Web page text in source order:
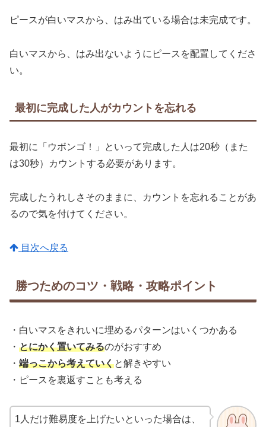
ピースが白いマスから、はみ出ている場合は未完成です。
白いマスから、はみ出ないようにピースを配置してくださ
い。
最初に完成した人がカウントを忘れる
最初に「ウボンゴ！」といって完成した人は20秒（また
は30秒）カウントする必要があります。
完成したうれしさそのままに、カウントを忘れることがあ
るので気を付けてください。
目次へ戻る
勝つためのコツ・戦略・攻略ポイント
・白いマスをきれいに埋めるパターンはいくつかある
・ とにかく置いてみるのがおすすめ
・ 端っこから考えていくと解きやすい
・ピースを裏返すことも考える
1人だけ難易度を上げたいといった場合は、